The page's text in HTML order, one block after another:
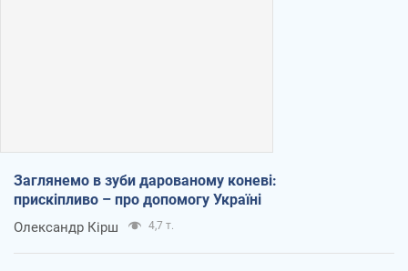
Заглянемо в зуби дарованому коневі:
прискіпливо – про допомогу Україні
Олександр Кірш 4,7 т.